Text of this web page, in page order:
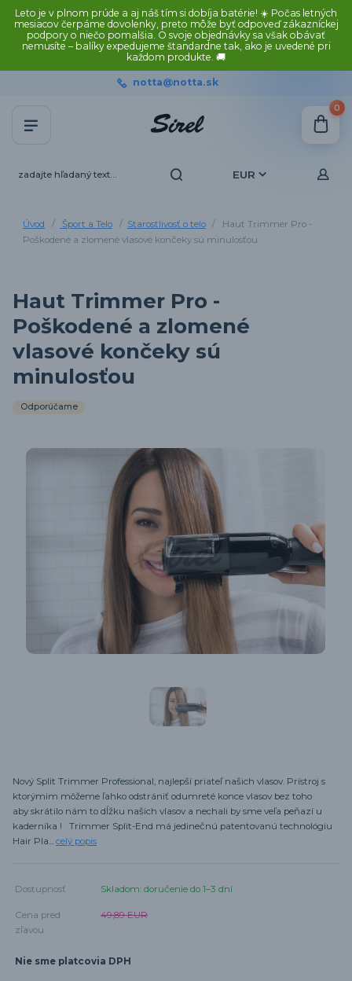
Leto je v plnom prúde a aj náš tím si dobíja batérie! ☀️ Počas letných
mesiacov čerpáme dovolenky, preto môže byť odpoveď zákazníckej
podpory o niečo pomalšia. O svoje objednávky sa však obávať
nemusíte – balíky expedujeme štandardne tak, ako je uvedené pri
každom produkte. 🚚
EUR
notta@notta.sk
0
Úvod Šport a Telo Starostlivosť o telo
Haut Trimmer Pro -
Poškodené a zlomené vlasové končeky sú minulosťou
Haut Trimmer Pro -
Poškodené a zlomené
vlasové končeky sú
minulosťou
Odporúčame
Nový Split Trimmer Professional, najlepší priateľ našich vlasov. Prístroj s
ktorýmim môžeme ľahko odstrániť odumreté konce vlasov bez toho
aby skrátilo nám to dĺžku našich vlasov a nechali by sme veľa peňazí u
kaderníka ! Trimmer Split-End má jedinečnú patentovanú technológiu
Hair Pla... celý popis
Dostupnosť Skladom: doručenie do 1–3 dní
Cena pred
zľavou
49,89 EUR
Nie sme platcovia DPH